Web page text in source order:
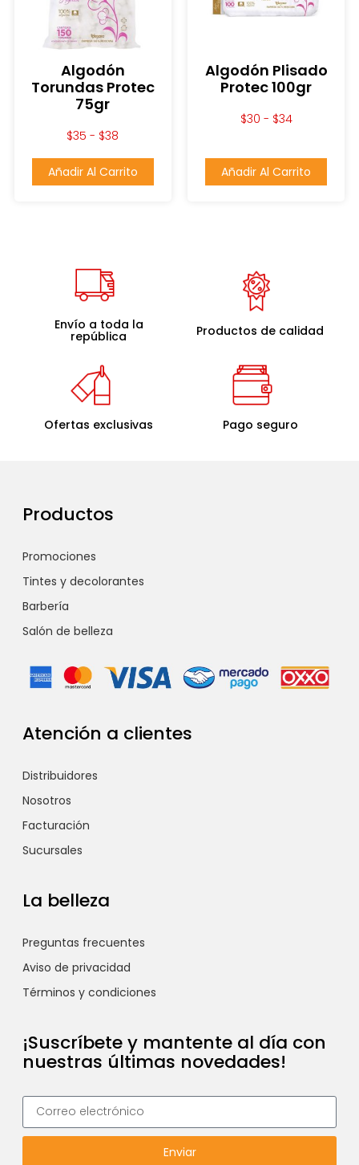
Algodón
Torundas Protec
75gr
$35 - $38
Añadir Al Carrito
Algodón Plisado
Protec 100gr
$30 - $34
Añadir Al Carrito
Envío a toda la
república Productos de calidad
Ofertas exclusivas Pago seguro
Productos
Promociones
Tintes y decolorantes
Barbería
Salón de belleza
Atención a clientes
Distribuidores
Nosotros
Facturación
Sucursales
La belleza
Preguntas frecuentes
Aviso de privacidad
Términos y condiciones
¡Suscríbete y mantente al día con
nuestras últimas novedades!
Enviar